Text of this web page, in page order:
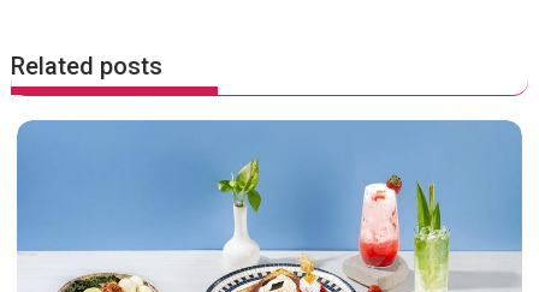
n
a
v
t
Related posts